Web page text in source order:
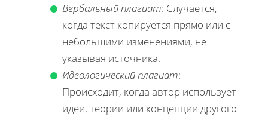
Вербальный плагиат: Случается,
когда текст копируется прямо или с
небольшими изменениями, не
указывая источника.
Идеологический плагиат:
Происходит, когда автор использует
идеи, теории или концепции другого